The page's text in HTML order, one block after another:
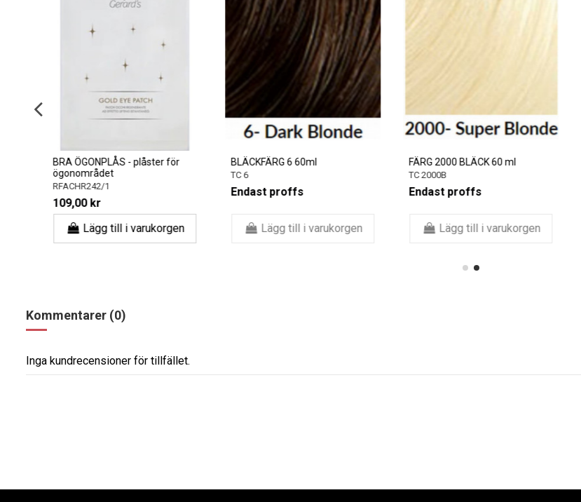
BRA ÖGONPLÅS - plåster för
ögonområdet
RFACHR242/1
109,00 kr
Lägg till i varukorgen
BLÄCKFÄRG 6 60ml
TC 6
Endast proffs
Lägg till i varukorgen
FÄRG 2000 BLÄCK 60 ml
TC 2000B
Endast proffs
Lägg till i varukorgen
Kommentarer (0)
Inga kundrecensioner för tillfället.